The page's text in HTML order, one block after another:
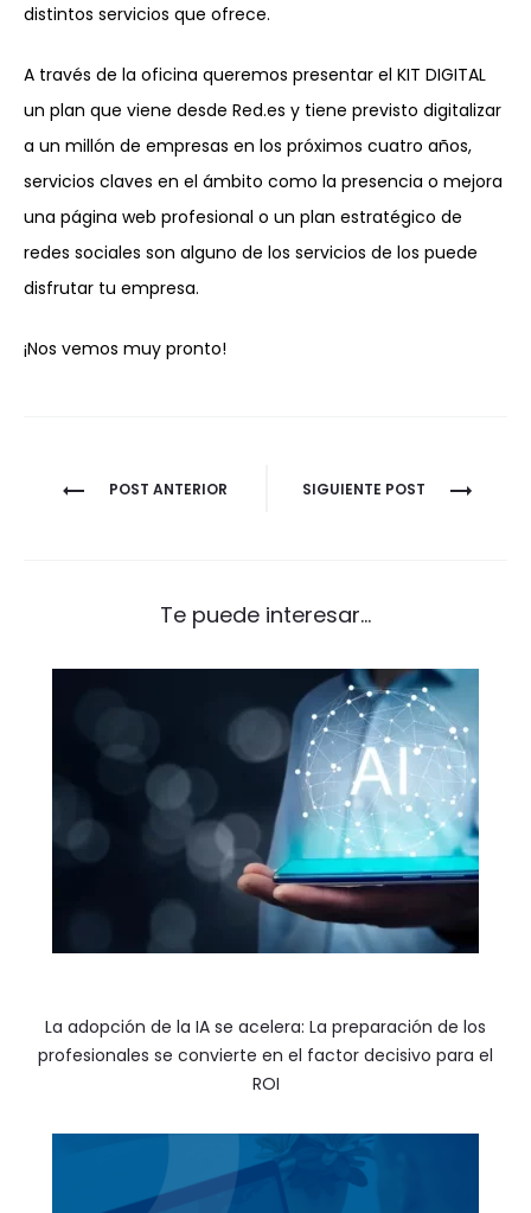
distintos servicios que ofrece.
A través de la oficina queremos presentar el KIT DIGITAL
un plan que viene desde Red.es y tiene previsto digitalizar
a un millón de empresas en los próximos cuatro años,
servicios claves en el ámbito como la presencia o mejora
una página web profesional o un plan estratégico de
redes sociales son alguno de los servicios de los puede
disfrutar tu empresa.
¡Nos vemos muy pronto!
Navegación
POST ANTERIOR SIGUIENTE POST
Te puede interesar...
La adopción de la IA se acelera: La preparación de los
profesionales se convierte en el factor decisivo para el
ROI